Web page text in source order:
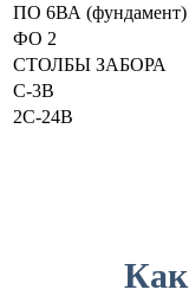
ПО 6ВА (фундамент)
ФО 2
СТОЛБЫ ЗАБОРА
С-3В
2С-24В